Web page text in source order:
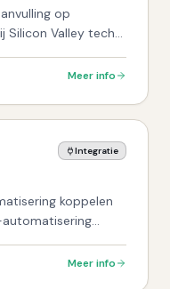
op
Silicon Valley tech-
Meer info
Integratie
koppelen
automatisering
Meer info